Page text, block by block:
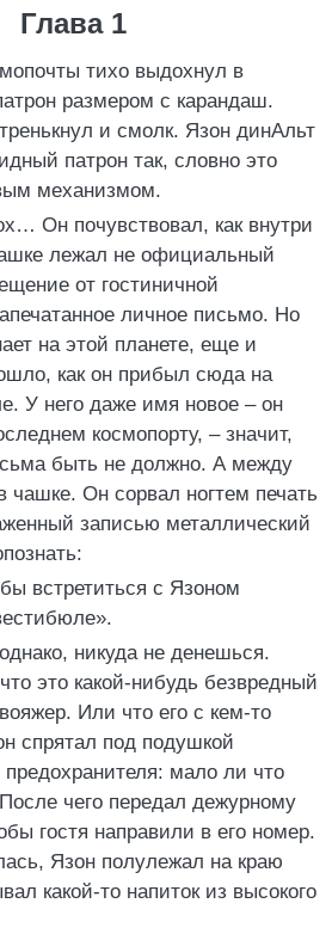
Глава 1
тихо выдохнул в
размером с карандаш.
и смолк. Язон динАльт
патрон так, словно это
механизмом.
Он почувствовал, как внутри
лежал не официальный
от гостиничной
личное письмо. Но
на этой планете, еще и
как он прибыл сюда на
У него даже имя новое – он
космопорту, – значит,
быть не должно. А между
чашке. Он сорвал ногтем печать
записью металлический
встретиться с Язоном
никуда не денешься.
это какой-нибудь безвредный
Или что его с кем-то
спрятал под подушкой
предохранителя: мало ли что
чего передал дежурному
гостя направили в его номер.
Язон полулежал на краю
какой-то напиток из высокого